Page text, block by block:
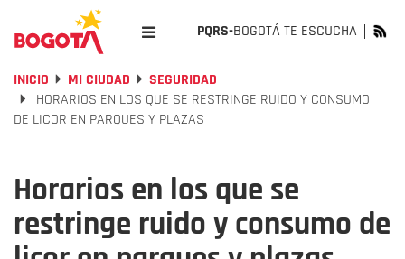
PQRS-BOGOTÁ TE ESCUCHA
INICIO MI CIUDAD
SEGURIDAD
HORARIOS EN LOS QUE SE RESTRINGE RUIDO Y CONSUMO
DE LICOR EN PARQUES Y PLAZAS
Horarios en los que se
restringe ruido y consumo de